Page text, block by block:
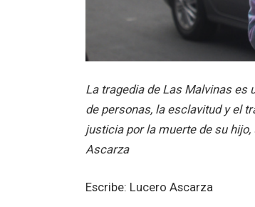
La tragedia de Las Malvinas es
de personas, la esclavitud y el
justicia por la muerte de su
Ascarza
Escribe: Lucero Ascarza